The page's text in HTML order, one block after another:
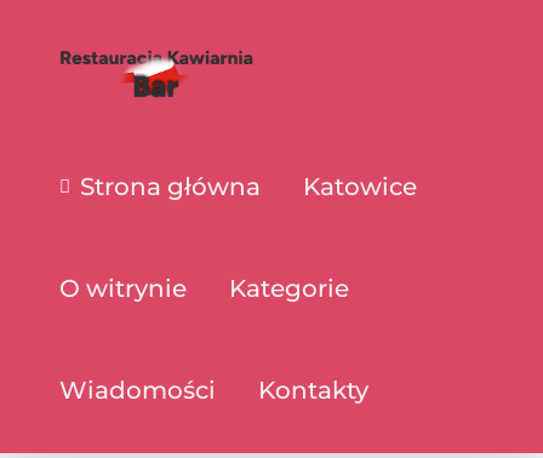
Strona główna Katowice
O witrynie Kategorie
Wiadomości Kontakty